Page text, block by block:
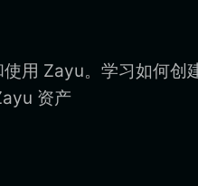
用 Zayu。学习如何创
资产